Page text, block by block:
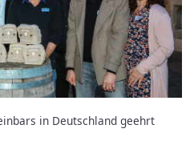
in Deutschland geehrt